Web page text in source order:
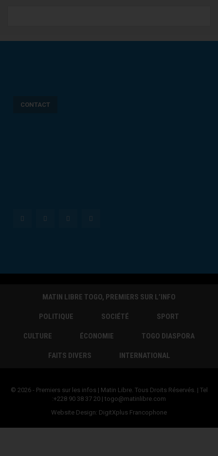
CONTACT
MATIN LIBRE TOGO, PREMIERS SUR L’INFO
POLITIQUE SOCIÉTÉ SPORT
CULTURE ÉCONOMIE TOGO DIASPORA
FAITS DIVERS INTERNATIONAL
© 2026 - Premiers sur les infos | Matin Libre. Tous Droits Réservés. | Tel
:+228 90 38 37 20 | togo@matinlibre.com
Website Design: DigitXplus Francophone